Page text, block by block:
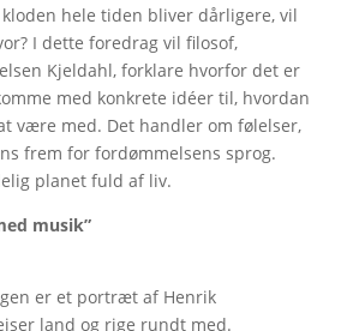
hele tiden bliver dårligere, vil
I dette foredrag vil filosof,
Kjeldahl, forklare hvorfor det er
med konkrete idéer til, hvordan
være med. Det handler om følelser,
frem for fordømmelsens sprog.
planet fuld af liv.
musik”
er et portræt af Henrik
land og rige rundt med.